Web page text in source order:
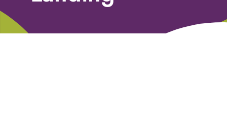
Fundraising Academy